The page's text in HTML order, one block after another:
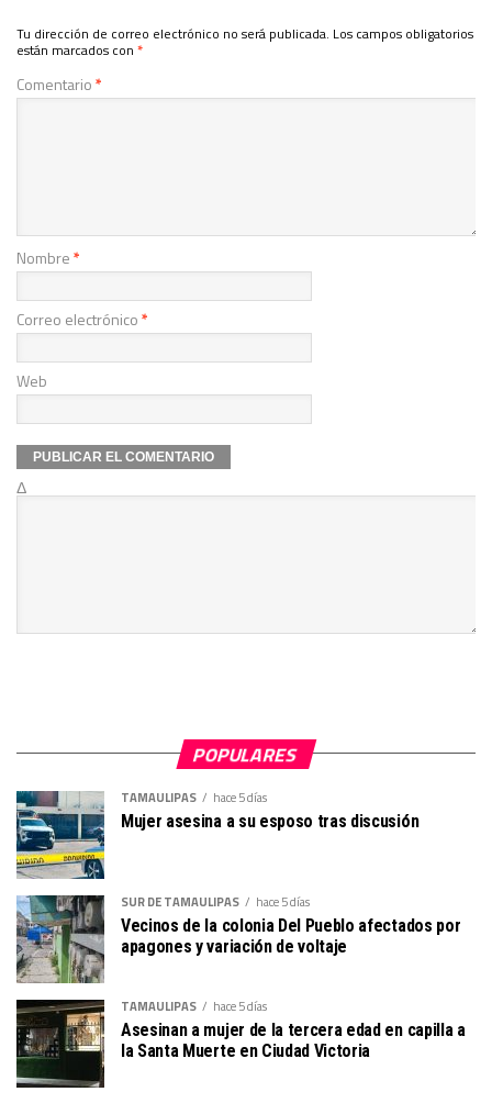
Tu dirección de correo electrónico no será publicada. Los campos obligatorios
están marcados con *
Comentario*
Nombre*
Correo electrónico*
Web
Δ
POPULARES
TAMAULIPAS hace 5 días
Mujer asesina a su esposo tras discusión
SUR DE TAMAULIPAS hace 5 días
Vecinos de la colonia Del Pueblo afectados por
apagones y variación de voltaje
TAMAULIPAS hace 5 días
Asesinan a mujer de la tercera edad en capilla a
la Santa Muerte en Ciudad Victoria